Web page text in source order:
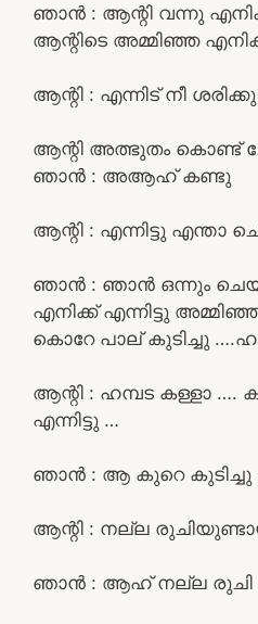
ഞാൻ : ആന്റി വന്നു
ആന്റിടെ അമ്മിഞ്ഞ
ആന്റി : എന്നിട് നീ
ആന്റി അത്ഭുതം കൊണ്ട്
ഞാൻ : അആഹ് കണ്ടു
ആന്റി : എന്നിട്ടു എന്താ
ഞാൻ : ഞാൻ ഒന്നും
എനിക്ക് എന്നിട്ടു
കൊറേ പാല് കുടിച്ചു
ആന്റി : ഹമ്പട കള്ളാ ….
എന്നിട്ടു …
ഞാൻ : ആ കുറെ കുടിച്ചു
ആന്റി : നല്ല
ഞാൻ : ആഹ് നല്ല രുചി